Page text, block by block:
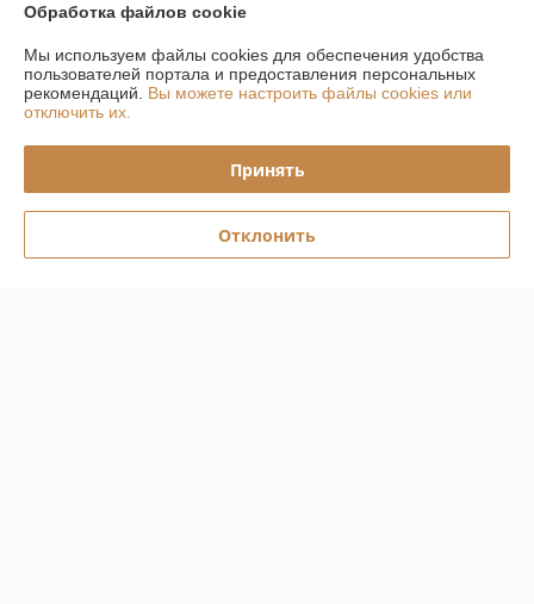
О нас
Рейтинг не сформирован
Менее 5 отзывов за последний год
Компания продает наDeal.by
Обработка файлов cookie
Мы используем файлы cookies для обеспечения удобства
пользователей портала и предоставления персональных
рекомендаций. Вы можете настроить файлы cookies или
отключить их.
Принять
Отклонить